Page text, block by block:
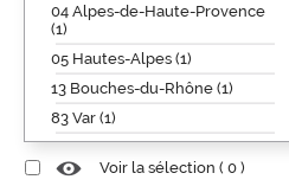
04 Alpes-de-Haute-Provence
(1)
05 Hautes-Alpes (1)
13 Bouches-du-Rhône (1)
83 Var (1)
Voir la sélection ( 0 )